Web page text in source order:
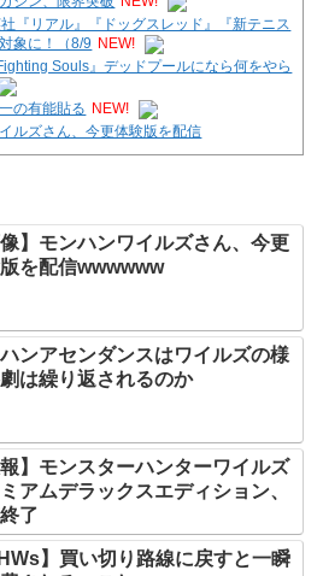
社『リアル』『ドッグスレッド』『新テニス
象に！（8/9 NEW!
Souls』デッドプールになら何をやら
の有能貼る NEW!
ルズさん、今更体験版を配信
」←飽きた。おっさんにしろ
けど、デッッッカって感じの水着のマネ、
の反応！！！
ジン、限界突破
RSS
像】モンハンワイルズさん、今更
を配信wwwwww
ンアセンダンスはワイルズの様
は繰り返されるのか
報】モンスターハンターワイルズ
アムデラックスエディション、
了
】買い切り路線に戻すと一瞬